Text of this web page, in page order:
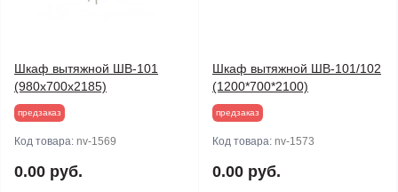
Шкаф вытяжной ШВ-101
(980x700x2185)
предзаказ
Код товара: nv-1569
0.00 руб.
Шкаф вытяжной ШВ-101/102
(1200*700*2100)
предзаказ
Код товара: nv-1573
0.00 руб.